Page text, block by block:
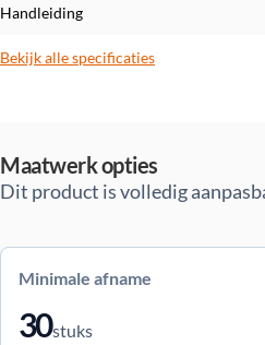
Handleiding
Bekijk alle specificaties
Maatwerk opties
Dit product is volledig
Minimale afname
30stuks